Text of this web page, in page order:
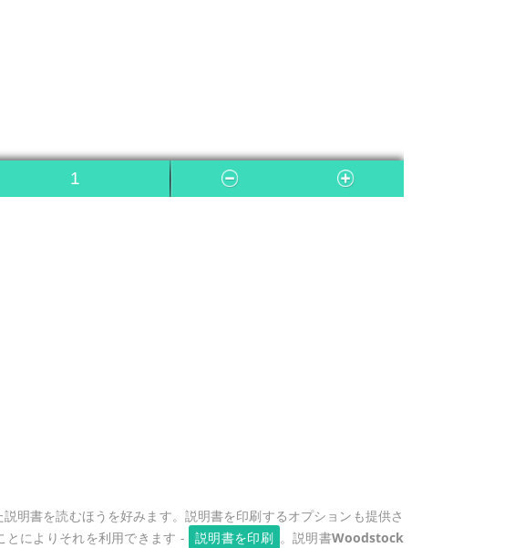
明書を読むほうを好みます。説明書を印刷するオプションも提供さ
によりそれを利用できます -
説明書を印刷 。説明書Woodstock